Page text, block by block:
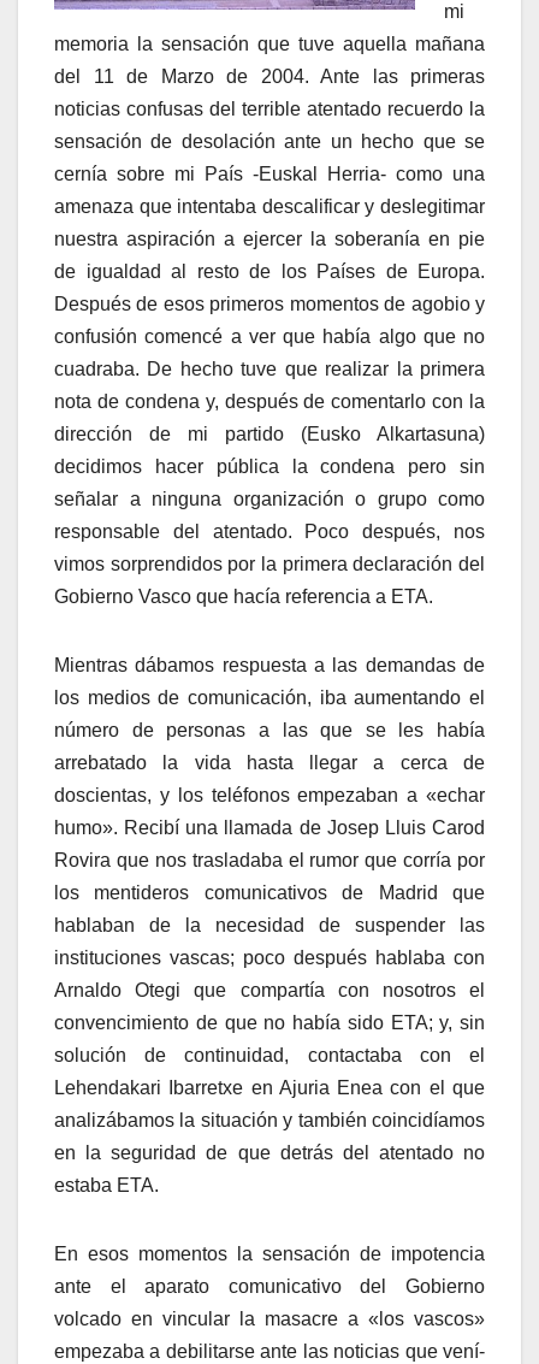
mi
memoria la sensación que tuve aquella mañana
del 11 de Marzo de 2004. Ante las primeras
noticias confusas del terrible atentado recuerdo la
sensación de desolación ante un hecho que se
cerní­a sobre mi Paí­s -Euskal Herria- como una
amenaza que intentaba descalificar y deslegitimar
nuestra aspiración a ejercer la soberaní­a en pie
de igualdad al resto de los Paí­ses de Europa.
Después de esos primeros momentos de agobio y
confusión comencé a ver que habí­a algo que no
cuadraba. De hecho tuve que realizar la primera
nota de condena y, después de comentarlo con la
dirección de mi partido (Eusko Alkartasuna)
decidimos hacer pública la condena pero sin
señalar a ninguna organización o grupo como
responsable del atentado. Poco después, nos
vimos sorprendidos por la primera declaración del
Gobierno Vasco que hací­a referencia a ETA.
Mientras dábamos respuesta a las demandas de
los medios de comunicación, iba aumentando el
número de personas a las que se les habí­a
arrebatado la vida hasta llegar a cerca de
doscientas, y los teléfonos empezaban a «echar
humo». Recibí­ una llamada de Josep Lluis Carod
Rovira que nos trasladaba el rumor que corrí­a por
los mentideros comunicativos de Madrid que
hablaban de la necesidad de suspender las
instituciones vascas; poco después hablaba con
Arnaldo Otegi que compartí­a con nosotros el
convencimiento de que no habí­a sido ETA; y, sin
solución de continuidad, contactaba con el
Lehendakari Ibarretxe en Ajuria Enea con el que
analizábamos la situación y también coincidí­amos
en la seguridad de que detrás del atentado no
estaba ETA.
En esos momentos la sensación de impotencia
ante el aparato comunicativo del Gobierno
volcado en vincular la masacre a «los vascos»
empezaba a debilitarse ante las noticias que vení­